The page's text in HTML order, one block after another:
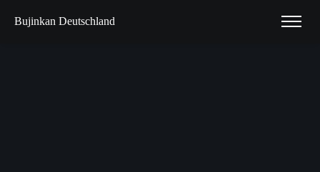
Bujinkan Deutschland